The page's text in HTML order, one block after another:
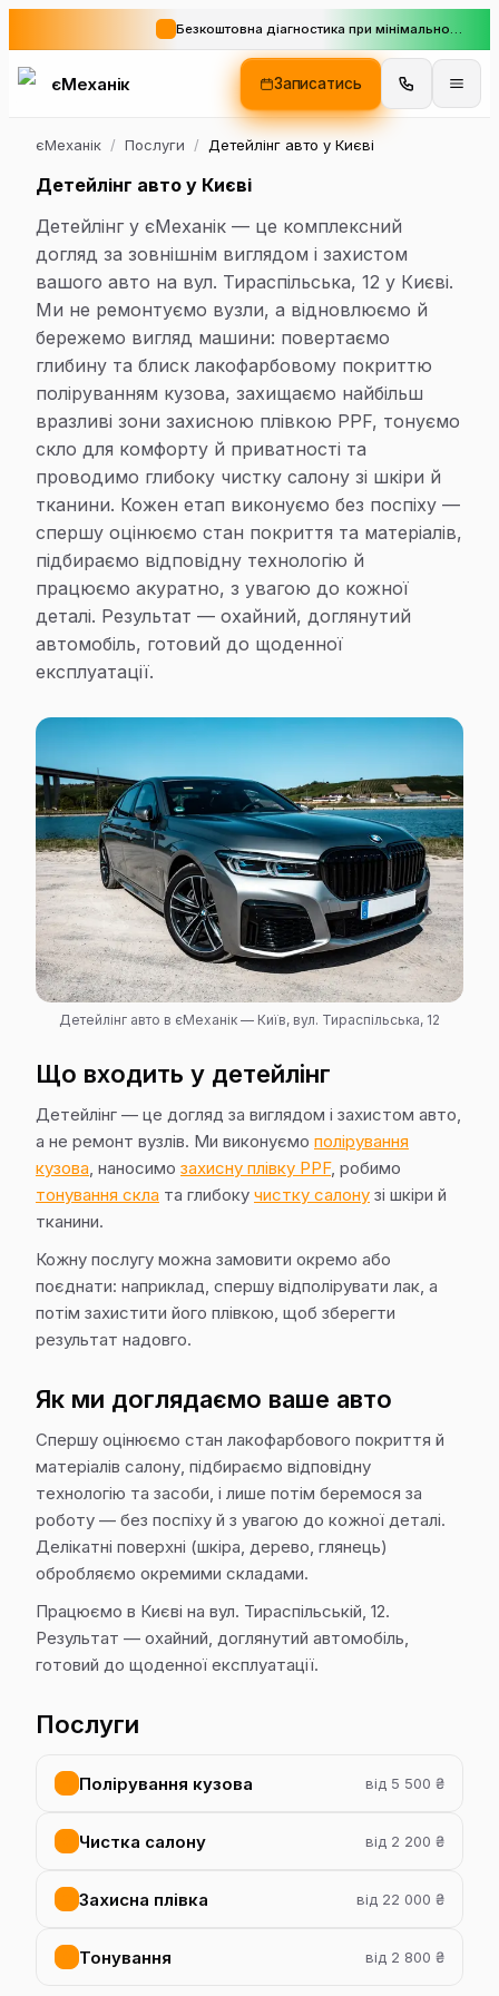
Безкоштовна діагностика при мінімальному замовленні
єМеханік Записатись
єМеханік / Послуги / Детейлінг авто у Києві
Детейлінг авто у Києві
Детейлінг у єМеханік — це комплексний
догляд за зовнішнім виглядом і захистом
вашого авто на вул. Тираспільська, 12 у Києві.
Ми не ремонтуємо вузли, а відновлюємо й
бережемо вигляд машини: повертаємо
глибину та блиск лакофарбовому покриттю
поліруванням кузова, захищаємо найбільш
вразливі зони захисною плівкою PPF, тонуємо
скло для комфорту й приватності та
проводимо глибоку чистку салону зі шкіри й
тканини. Кожен етап виконуємо без поспіху —
спершу оцінюємо стан покриття та матеріалів,
підбираємо відповідну технологію й
працюємо акуратно, з увагою до кожної
деталі. Результат — охайний, доглянутий
автомобіль, готовий до щоденної
експлуатації.
Детейлінг авто в єМеханік — Київ, вул. Тираспільська, 12
Що входить у детейлінг
Детейлінг — це догляд за виглядом і захистом авто,
а не ремонт вузлів. Ми виконуємо полірування
кузова, наносимо захисну плівку PPF, робимо
тонування скла та глибоку чистку салону зі шкіри й
тканини.
Кожну послугу можна замовити окремо або
поєднати: наприклад, спершу відполірувати лак, а
потім захистити його плівкою, щоб зберегти
результат надовго.
Як ми доглядаємо ваше авто
Спершу оцінюємо стан лакофарбового покриття й
матеріалів салону, підбираємо відповідну
технологію та засоби, і лише потім беремося за
роботу — без поспіху й з увагою до кожної деталі.
Делікатні поверхні (шкіра, дерево, глянець)
обробляємо окремими складами.
Працюємо в Києві на вул. Тираспільській, 12.
Результат — охайний, доглянутий автомобіль,
готовий до щоденної експлуатації.
Послуги
Полірування кузова від 5 500 ₴
Чистка салону від 2 200 ₴
Захисна плівка від 22 000 ₴
Тонування від 2 800 ₴